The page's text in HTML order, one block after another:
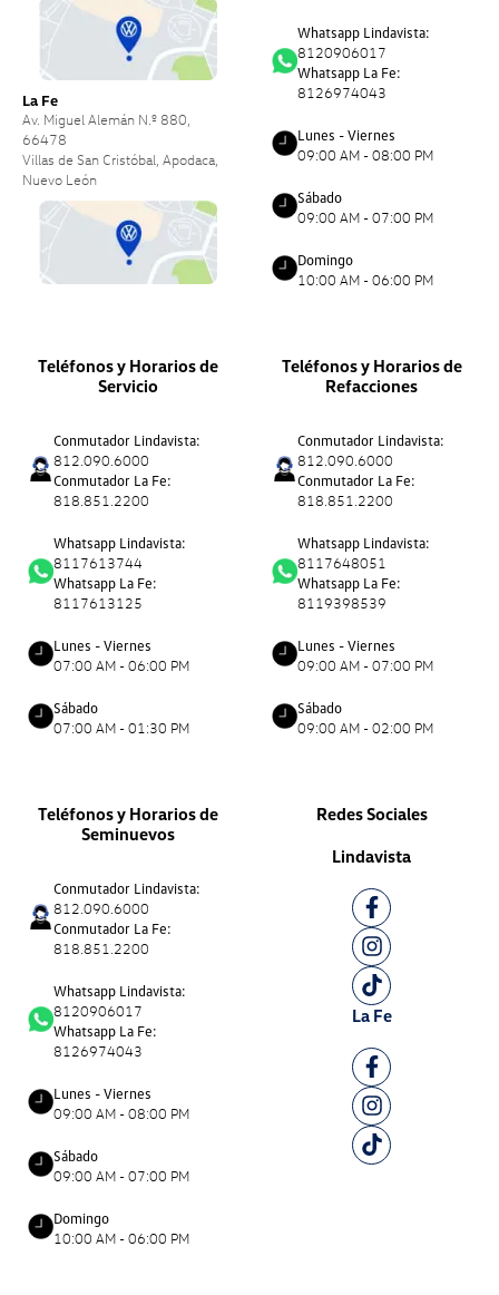
La Fe
Av. Miguel Alemán N.º 880,
66478
Villas de San Cristóbal, Apodaca,
Nuevo León
Whatsapp Lindavista:
8120906017
Whatsapp La Fe:
8126974043
Lunes - Viernes
09:00 AM - 08:00 PM
Sábado
09:00 AM - 07:00 PM
Domingo
10:00 AM - 06:00 PM
Teléfonos y Horarios de
Servicio
Conmutador Lindavista:
812.090.6000
Conmutador La Fe:
818.851.2200
Whatsapp Lindavista:
8117613744
Whatsapp La Fe:
8117613125
Lunes - Viernes
07:00 AM - 06:00 PM
Sábado
07:00 AM - 01:30 PM
Teléfonos y Horarios de
Refacciones
Conmutador Lindavista:
812.090.6000
Conmutador La Fe:
818.851.2200
Whatsapp Lindavista:
8117648051
Whatsapp La Fe:
8119398539
Lunes - Viernes
09:00 AM - 07:00 PM
Sábado
09:00 AM - 02:00 PM
Teléfonos y Horarios de
Seminuevos
Conmutador Lindavista:
812.090.6000
Conmutador La Fe:
818.851.2200
Whatsapp Lindavista:
8120906017
Whatsapp La Fe:
8126974043
Lunes - Viernes
09:00 AM - 08:00 PM
Sábado
09:00 AM - 07:00 PM
Domingo
10:00 AM - 06:00 PM
Redes Sociales
Lindavista
La Fe